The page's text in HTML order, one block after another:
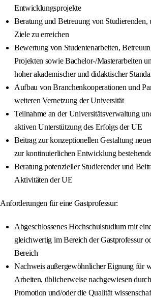
Entwicklungsprojekte
Beratung und Betreuung von Studierenden,
Ziele zu erreichen
Bewertung von Studentenarbeiten,
Projekten sowie Bachelor-/Masterarbeiten
hoher akademischer und didaktischer
Aufbau von Branchenkooperationen und
weiteren Vernetzung der Universität
Teilnahme an der Universitätsverwaltung
aktiven Unterstützung des Erfolgs der UE
Beitrag zur konzeptionellen Gestaltung
zur kontinuierlichen Entwicklung
Beratung potenzieller Studierender und
Aktivitäten der UE
Anforderungen für eine Gastprofessur:
Abgeschlossenes Hochschulstudium mit
gleichwertig im Bereich der Gastprofessur
Bereich
Nachweis außergewöhnlicher Eignung für
Arbeiten, üblicherweise nachgewiesen
Promotion und/oder die Qualität